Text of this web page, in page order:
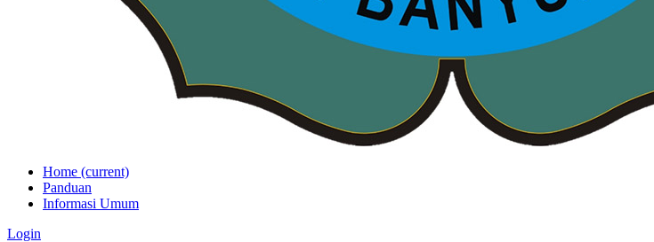
Home (current)
Panduan
Informasi Umum
Login